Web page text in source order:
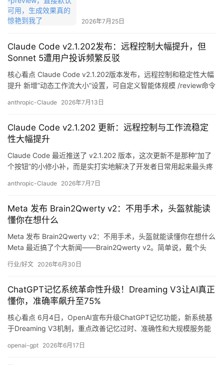
A
日
报
开
项
目
用
行
业
/
好
教
程
登录 注册
2026年7月25日
Claude Code v2.1.202发布：远程控制大幅提升，但
Sonnet 5遭用户投诉频繁反驳
核心看点 Claude Code v2.1.202版本发布，远程控制和稳定性大幅
提升 新增”动态工作流大小”设置，可自定义智能体规模 /review命令
反驳、说教成风 详细解析 Claude Code最近更新了v2.1.202版本，
anthropic-Claude 2026年7月13日
Claude Code v2.1.202 更新：远程控制与工作流稳定
性大幅提升
Claude Code 最近推送了 v2.1.202 版本，这次更新不是那种”加了
个按钮”的小修小补，而是实打实地解决了开发者日常用起来最头疼
功能是”动态工作流大小”设置。以前 Claude Code 处理任务时，智
anthropic-Claude 2026年7月7日
Meta 发布 Brain2Qwerty v2：不用手术，头盔就能读
懂你在想什么
Meta 发布 Brain2Qwerty v2：不用手术，头盔就能读懂你在想什么
Meta 最近搞了个大新闻——Brain2Qwerty v2。简单说，戴个头
实时转换成文字。 **这玩意儿到底怎么工作** 核心技术叫 MEG，
麻的传感器捕捉这些磁信号，然后 A…
行业/好文 2026年6月30日
ChatGPT记忆系统革命性升级！Dreaming V3让AI真正
懂你，准确率飙升至75%
核心看点 6月4日，OpenAI宣布升级ChatGPT记忆功能，新系统基
于Dreaming V3机制，重点改善记忆过时、准确性和大规模服务能
详细解析 什么是Dreaming V3？ ChatGPT记忆系统原本用于记住用
openai-gpt 2026年6月17日